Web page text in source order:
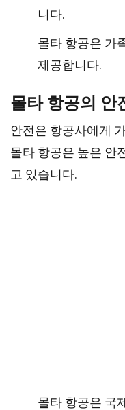
니다.
몰타 항공은 가
제공합니다.
몰타 항공의 안
안전은 항공사에게
몰타 항공은 높은 안
고 있습니다.
몰타 항공은 국